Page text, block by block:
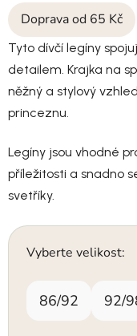
Doprava od 65 Kč
Tyto dívčí legíny
detailem. Krajka na
něžný a stylový
princeznu.
Legíny jsou vhodné
příležitosti a snadno
svetříky.
Vyberte velikost:
86/92 92/